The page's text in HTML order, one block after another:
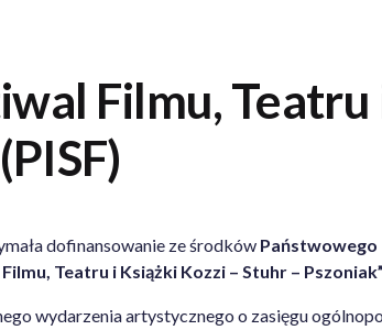
Filmu, Teatru
dofinansowanie ze środków Państwowego
Teatru i Książki Kozzi – Stuhr – Pszoniak”
wydarzenia artystycznego o zasięgu